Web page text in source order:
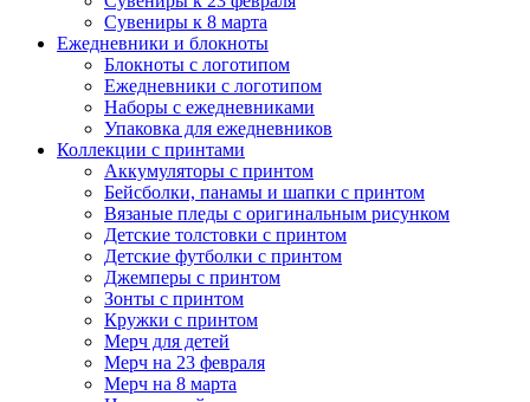
Сувениры к 8 марта
Ежедневники и блокноты
Блокноты с логотипом
Ежедневники с логотипом
Наборы с ежедневниками
Упаковка для ежедневников
Коллекции с принтами
Аккумуляторы с принтом
Бейсболки, панамы и шапки с принтом
Вязаные пледы с оригинальным рисунком
Детские толстовки с принтом
Детские футболки с принтом
Джемперы с принтом
Зонты с принтом
Кружки с принтом
Мерч для детей
Мерч на 23 февраля
Мерч на 8 марта